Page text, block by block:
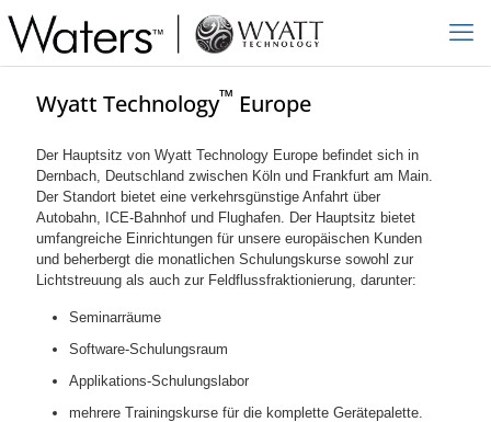
Wyatt Technology™ Europe
Der Hauptsitz von Wyatt Technology Europe befindet sich in
Dernbach, Deutschland zwischen Köln und Frankfurt am Main.
Der Standort bietet eine verkehrsgünstige Anfahrt über
Autobahn, ICE-Bahnhof und Flughafen. Der Hauptsitz bietet
umfangreiche Einrichtungen für unsere europäischen Kunden
und beherbergt die monatlichen Schulungskurse sowohl zur
Lichtstreuung als auch zur Feldflussfraktionierung, darunter:
Seminarräume
Software-Schulungsraum
Applikations-Schulungslabor
mehrere Trainingskurse für die komplette Gerätepalette.